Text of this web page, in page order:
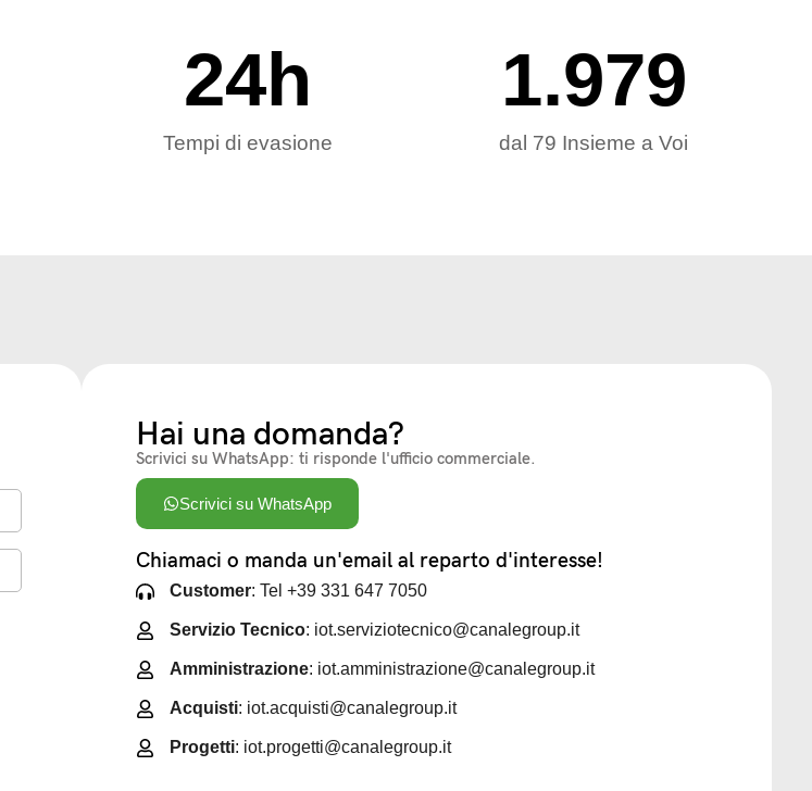
Tempi di evasione
24h
dal 79 Insieme a Voi
1.979
Hai una domanda?
Scrivici su WhatsApp: ti risponde l'ufficio commerciale.
Scrivici su WhatsApp
Chiamaci o manda un'email al reparto d'interesse!
Customer: Tel +39 331 647 7050
Servizio Tecnico: iot.serviziotecnico@canalegroup.it
Amministrazione: iot.amministrazione@canalegroup.it
Acquisti: iot.acquisti@canalegroup.it
Progetti: iot.progetti@canalegroup.it